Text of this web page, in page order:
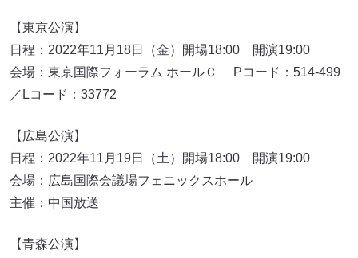
【東京公演】
日程：2022年11月18日（金）開場18:00 開演19:00
会場：東京国際フォーラム ホールＣ Pコード：514-499
／Lコード：33772
【広島公演】
日程：2022年11月19日（土）開場18:00 開演19:00
会場：広島国際会議場フェニックスホール
主催：中国放送
【青森公演】